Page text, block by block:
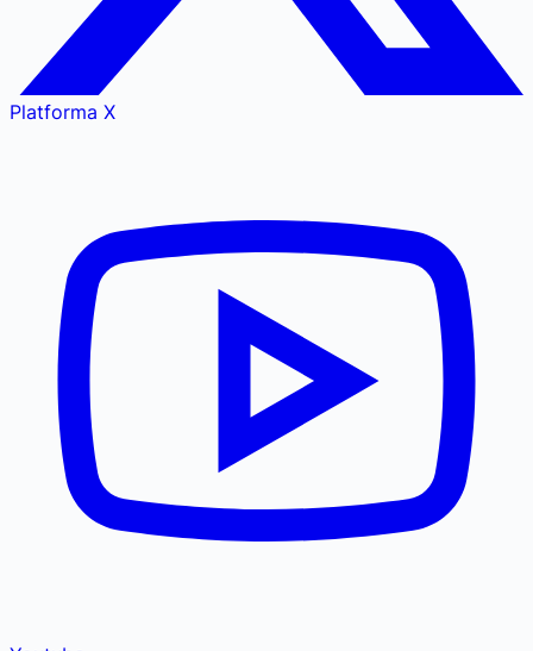
Platforma X